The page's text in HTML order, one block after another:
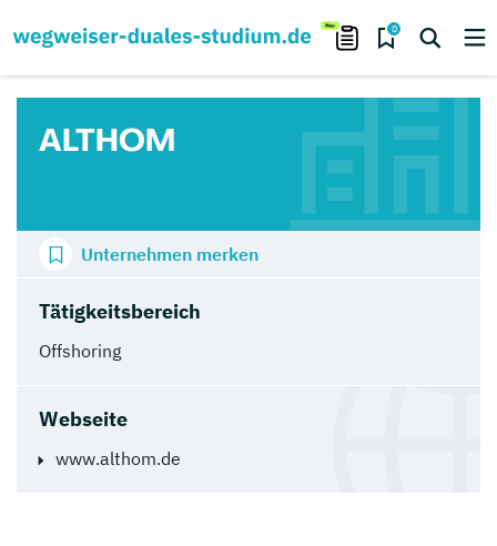
0
ALTHOM
Tätigkeitsbereich
Offshoring
Webseite
www.althom.de
Unternehmen merken